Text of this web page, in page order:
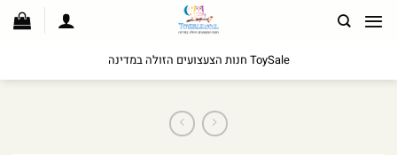
לתוכן
ToySale חנות הצעצועים הזולה במדינה